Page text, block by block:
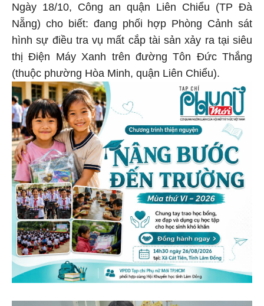
Ngày 18/10, Công an quận Liên Chiểu (TP Đà
Nẵng) cho biết: đang phối hợp Phòng Cảnh sát
hình sự điều tra vụ mất cắp tài sản xảy ra tại siêu
thị Điện Máy Xanh trên đường Tôn Đức Thắng
(thuộc phường Hòa Minh, quận Liên Chiểu).